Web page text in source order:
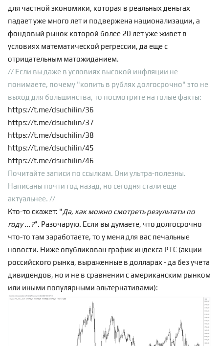
для частной экономики, которая в реальных деньгах
падает уже много лет и подвержена национализации, а
фондовый рынок которой более 20 лет уже живет в
условиях математической регрессии, да еще с
отрицательным матожиданием.
// Если вы даже в условиях высокой инфляции не
понимаете, почему "копить в рублях долгосрочно" это не
выход для большинства, то посмотрите на голые факты:
https://t.me/dsuchilin/36
https://t.me/dsuchilin/37
https://t.me/dsuchilin/38
https://t.me/dsuchilin/45
https://t.me/dsuchilin/46
Почитайте записи по ссылкам. Они ультра-полезны.
Написаны почти год назад, но сегодня стали еще
актуальнее. //
Кто-то скажет: "Да, как можно смотреть результаты по
году ...?". Разочарую. Если вы думаете, что долгосрочно
что-то там заработаете, то у меня для вас печальные
новости. Ниже опубликован график индекса РТС (акции
российского рынка, выраженные в долларах - да без учета
дивидендов, но и не в сравнении с американским рынком
или иными популярными альтернативами):